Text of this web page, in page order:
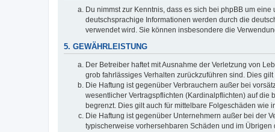
Du nimmst zur Kenntnis, dass es sich bei phpBB um eine
deutschsprachige Informationen werden durch die
verwendet wird. Sie können insbesondere die
5. GEWÄHRLEISTUNG
Der Betreiber haftet mit Ausnahme der Verletzung von
grob fahrlässiges Verhalten zurückzuführen sind. Dies
Die Haftung ist gegenüber Verbrauchern außer bei
wesentlicher Vertragspflichten (Kardinalpflichten) auf
begrenzt. Dies gilt auch für mittelbare Folgeschäden wie
Die Haftung ist gegenüber Unternehmern außer bei der
typischerweise vorhersehbaren Schäden und im